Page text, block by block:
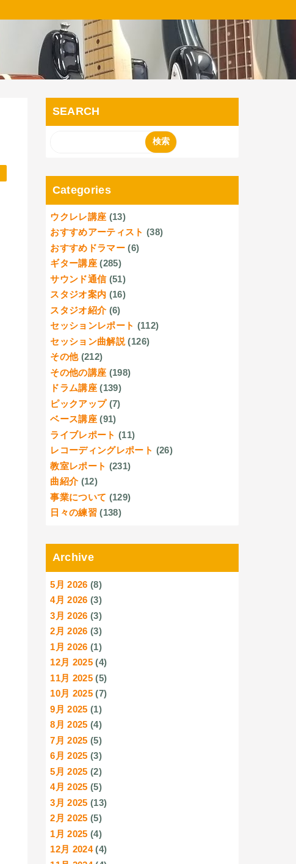
SEARCH
Categories
ウクレレ講座 (13)
おすすめアーティスト (38)
おすすめドラマー (6)
ギター講座 (285)
サウンド通信 (51)
スタジオ案内 (16)
スタジオ紹介 (6)
セッションレポート (112)
セッション曲解説 (126)
その他 (212)
その他の講座 (198)
ドラム講座 (139)
ピックアップ (7)
ベース講座 (91)
ライブレポート (11)
レコーディングレポート (26)
教室レポート (231)
曲紹介 (12)
事業について (129)
日々の練習 (138)
Archive
5月 2026 (8)
4月 2026 (3)
3月 2026 (3)
2月 2026 (3)
1月 2026 (1)
12月 2025 (4)
11月 2025 (5)
10月 2025 (7)
9月 2025 (1)
8月 2025 (4)
7月 2025 (5)
6月 2025 (3)
5月 2025 (2)
4月 2025 (5)
3月 2025 (13)
2月 2025 (5)
1月 2025 (4)
12月 2024(4)